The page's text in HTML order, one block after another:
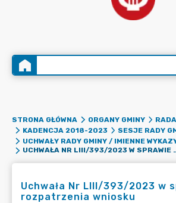
STRONA GŁÓWNA ORGANY GMINY
KADENCJA 2018-2023
SESJE RADY
UCHWAŁY RADY GMINY / IMIENNE
UCHWAŁA NR LIII/
Uchwała Nr LIII/393/2023 w
rozpatrzenia wniosku